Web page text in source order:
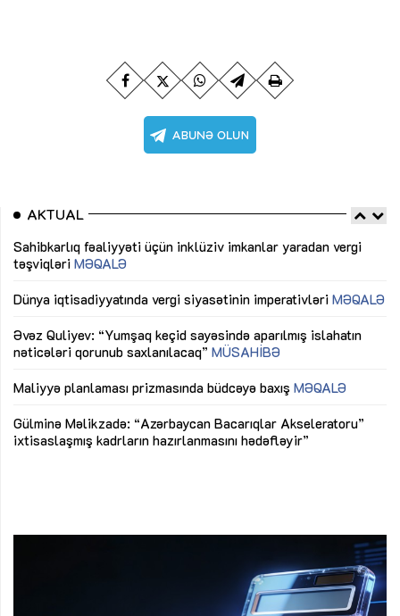
AKTUAL
Sahibkarlıq fəaliyyəti üçün inklüziv imkanlar yaradan vergi
təşviqləri MƏQALƏ
Dünya iqtisadiyyatında vergi siyasətinin imperativləri MƏQALƏ
Əvəz Quliyev: “Yumşaq keçid sayəsində aparılmış islahatın
nəticələri qorunub saxlanılacaq” MÜSAHİBƏ
Maliyyə planlaması prizmasında büdcəyə baxış MƏQALƏ
Gülminə Məlikzadə: “Azərbaycan Bacarıqlar Akseleratoru”
ixtisaslaşmış kadrların hazırlanmasını hədəfləyir”